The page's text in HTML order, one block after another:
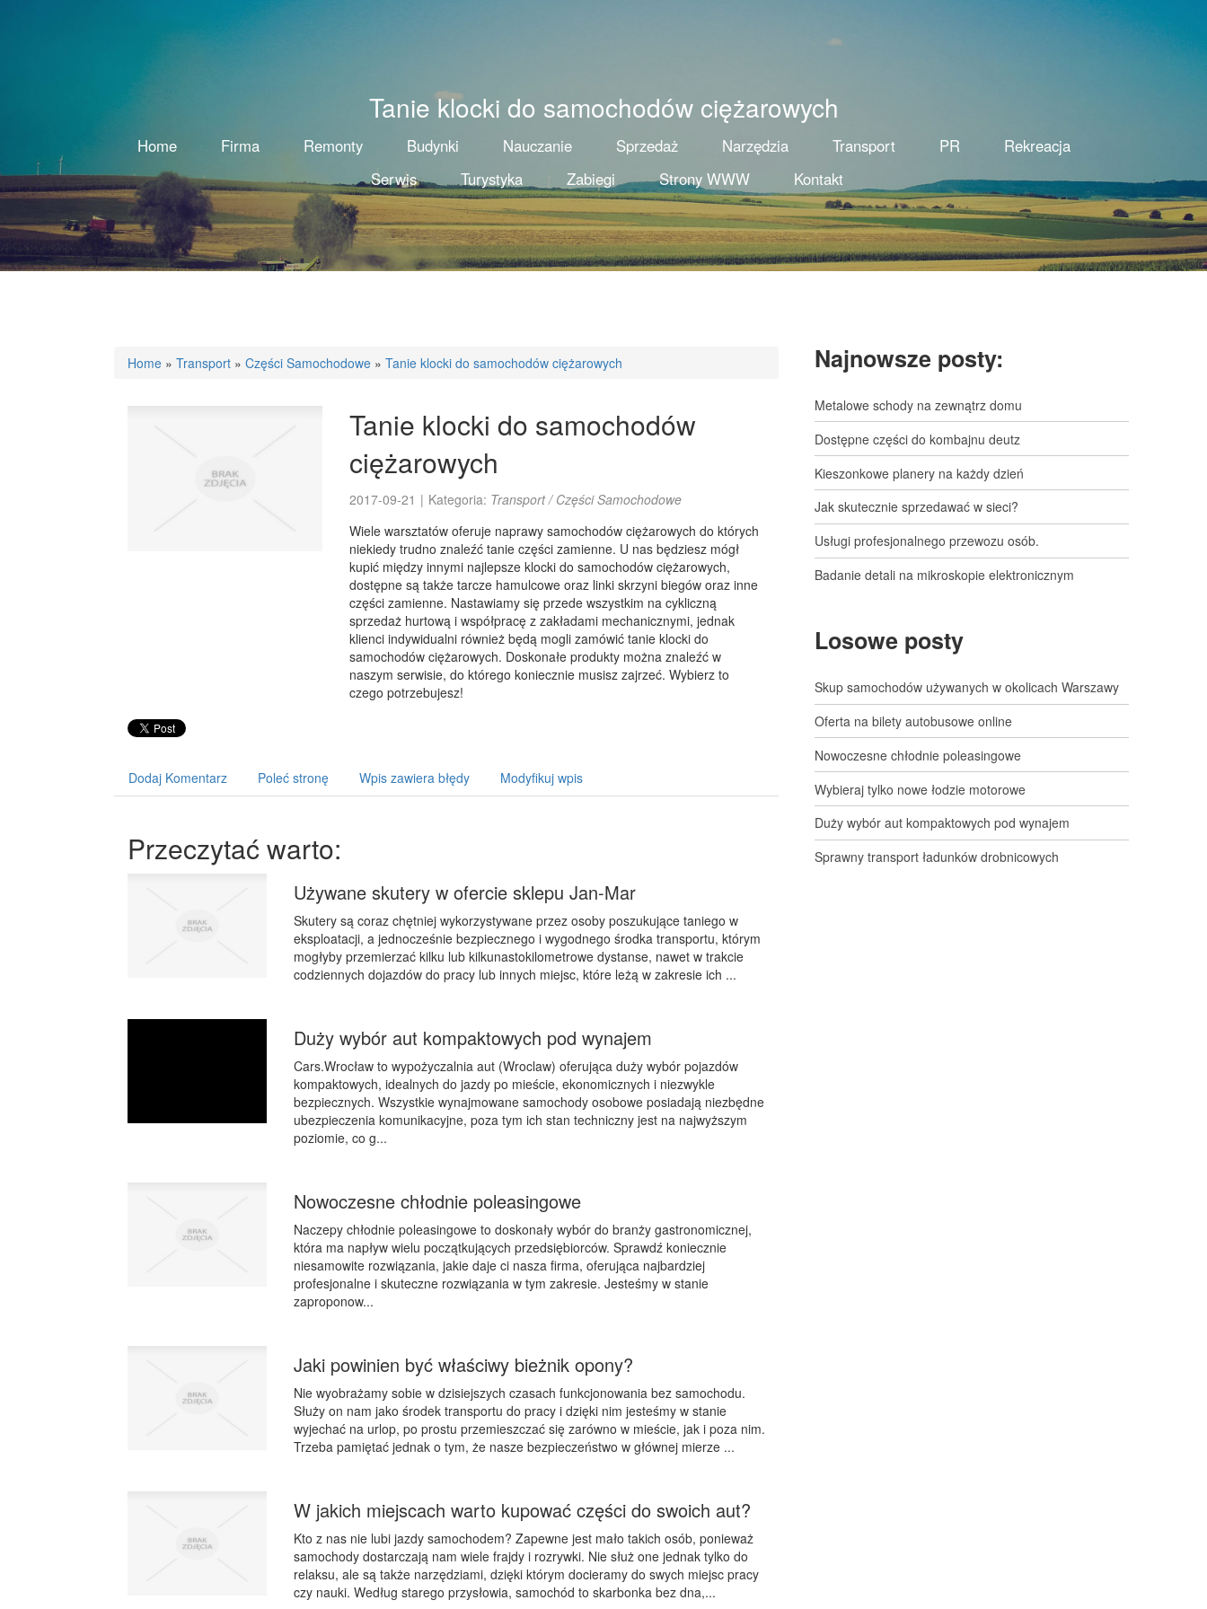
Tanie klocki do samochodów ciężarowych
Home Firma Remonty Budynki Nauczanie Sprzedaż Narzędzia Transport PR
Rekreacja
Serwis
Turystyka Zabiegi Strony WWW Kontakt
Home » Transport » Części Samochodowe » Tanie klocki do samochodów ciężarowych
Tanie klocki do samochodów
ciężarowych
2017-09-21 | Kategoria: Transport / Części Samochodowe
Wiele warsztatów oferuje naprawy samochodów ciężarowych do których
niekiedy trudno znaleźć tanie części zamienne. U nas będziesz mógł
kupić między innymi najlepsze klocki do samochodów ciężarowych,
dostępne są także tarcze hamulcowe oraz linki skrzyni biegów oraz inne
części zamienne. Nastawiamy się przede wszystkim na cykliczną
sprzedaż hurtową i współpracę z zakładami mechanicznymi, jednak
klienci indywidualni również będą mogli zamówić tanie klocki do
samochodów ciężarowych. Doskonałe produkty można znaleźć w
naszym serwisie, do którego koniecznie musisz zajrzeć. Wybierz to
czego potrzebujesz!
Dodaj Komentarz Poleć stronę Wpis zawiera błędy Modyfikuj wpis
Przeczytać warto:
Używane skutery w ofercie sklepu Jan-Mar
Skutery są coraz chętniej wykorzystywane przez osoby poszukujące taniego w
eksploatacji, a jednocześnie bezpiecznego i wygodnego środka transportu, którym
mogłyby przemierzać kilku lub kilkunastokilometrowe dystanse, nawet w trakcie
codziennych dojazdów do pracy lub innych miejsc, które leżą w zakresie ich ...
Duży wybór aut kompaktowych pod wynajem
Cars.Wrocław to wypożyczalnia aut (Wroclaw) oferująca duży wybór pojazdów
kompaktowych, idealnych do jazdy po mieście, ekonomicznych i niezwykle
bezpiecznych. Wszystkie wynajmowane samochody osobowe posiadają niezbędne
ubezpieczenia komunikacyjne, poza tym ich stan techniczny jest na najwyższym
poziomie, co g...
Nowoczesne chłodnie poleasingowe
Naczepy chłodnie poleasingowe to doskonały wybór do branży gastronomicznej,
która ma napływ wielu początkujących przedsiębiorców. Sprawdź koniecznie
niesamowite rozwiązania, jakie daje ci nasza firma, oferująca najbardziej
profesjonalne i skuteczne rozwiązania w tym zakresie. Jesteśmy w stanie
zaproponow...
Jaki powinien być właściwy bieżnik opony?
Nie wyobrażamy sobie w dzisiejszych czasach funkcjonowania bez samochodu.
Służy on nam jako środek transportu do pracy i dzięki nim jesteśmy w stanie
wyjechać na urlop, po prostu przemieszczać się zarówno w mieście, jak i poza nim.
Trzeba pamiętać jednak o tym, że nasze bezpieczeństwo w głównej mierze ...
W jakich miejscach warto kupować części do swoich aut?
Kto z nas nie lubi jazdy samochodem? Zapewne jest mało takich osób, ponieważ
samochody dostarczają nam wiele frajdy i rozrywki. Nie służ one jednak tylko do
relaksu, ale są także narzędziami, dzięki którym docieramy do swych miejsc pracy
czy nauki. Według starego przysłowia, samochód to skarbonka bez dna,...
Najnowsze posty:
Metalowe schody na zewnątrz domu
Dostępne części do kombajnu deutz
Kieszonkowe planery na każdy dzień
Jak skutecznie sprzedawać w sieci?
Usługi profesjonalnego przewozu osób.
Badanie detali na mikroskopie elektronicznym
Losowe posty
Skup samochodów używanych w okolicach Warszawy
Oferta na bilety autobusowe online
Nowoczesne chłodnie poleasingowe
Wybieraj tylko nowe łodzie motorowe
Duży wybór aut kompaktowych pod wynajem
Sprawny transport ładunków drobnicowych